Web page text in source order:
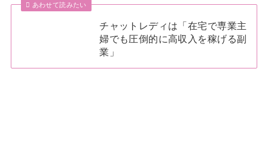
あわせて読みたい
チャットレディは「在宅で専業主
婦でも圧倒的に高収入を稼げる副
業」